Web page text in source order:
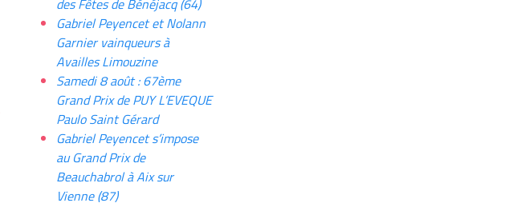
des Fêtes de Bénéjacq (64)
Gabriel Peyencet et Nolann
Garnier vainqueurs à
Availles Limouzine
Samedi 8 août : 67ème
Grand Prix de PUY L’EVEQUE
Paulo Saint Gérard
Gabriel Peyencet s’impose
au Grand Prix de
Beauchabrol à Aix sur
Vienne (87)